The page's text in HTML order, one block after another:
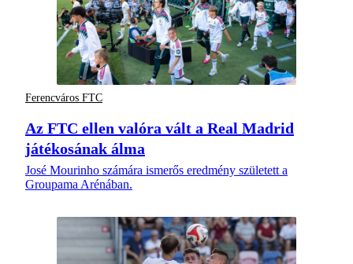
Ferencváros FTC
Az FTC ellen valóra vált a Real Madrid
játékosának álma
José Mourinho számára ismerős eredmény született a
Groupama Arénában.